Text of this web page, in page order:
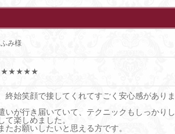
ふみ様
★★★★★
終始笑顔で接してくれてすごく安心感がありま
いが行き届いていて、テクニックもしっかりし
楽しめました。
たお願いしたいと思える方です。